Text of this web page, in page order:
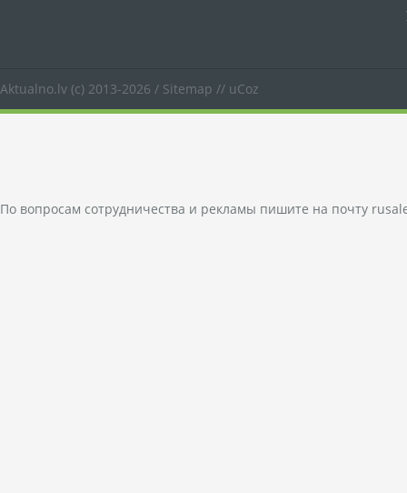
Aktualno.lv (c) 2013-2026 / Sitemap // uCoz
По вопросам сотрудничества и рекламы пишите на почту